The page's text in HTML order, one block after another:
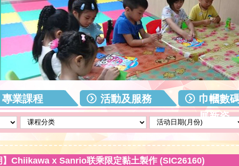
專業課程 活動及服務
巾幗數
展新姿
Chiikawa x Sanrio联乘限定黏土製作 (SIC26160)